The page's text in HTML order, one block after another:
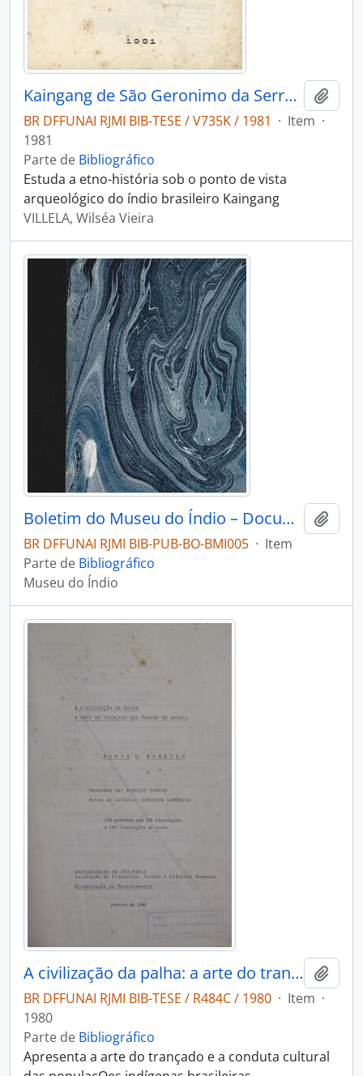
Kaingang de São Geronimo da Serra (etno-história)
BR DFFUNAI RJMI BIB-TESE / V735K / 1981 · Item ·
1981
Parte de Bibliográfico
Estuda a etno-história sob o ponto de vista
arqueológico do índio brasileiro Kaingang
VILLELA, Wilséa Vieira
Boletim do Museu do Índio – Documentação – Nº 1-3
BR DFFUNAI RJMI BIB-PUB-BO-BMI005 · Item
Parte de Bibliográfico
Museu do Índio
A civilização da palha: a arte do trançado dos índios do Brasil
BR DFFUNAI RJMI BIB-TESE / R484C / 1980 · Item ·
1980
Parte de Bibliográfico
Apresenta a arte do trançado e a conduta cultural